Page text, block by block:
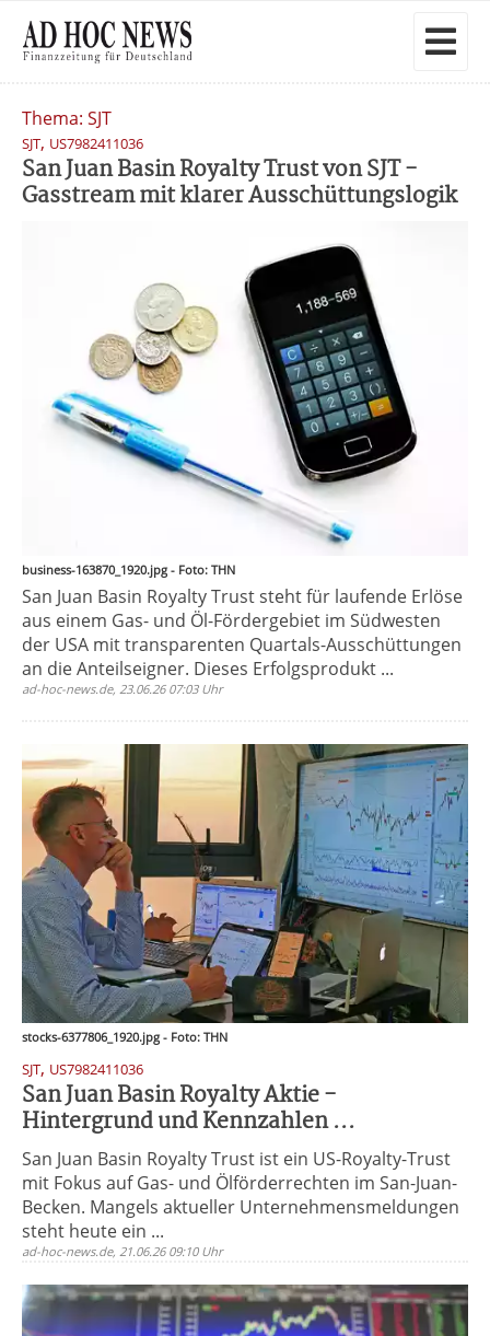
Thema: SJT
SJT, US7982411036
San Juan Basin Royalty Trust von SJT -
Gasstream mit klarer Ausschüttungslogik
business-163870_1920.jpg - Foto: THN
San Juan Basin Royalty Trust steht für laufende Erlöse
aus einem Gas- und Öl-Fördergebiet im Südwesten
der USA mit transparenten Quartals-Ausschüttungen
an die Anteilseigner. Dieses Erfolgsprodukt ...
ad-hoc-news.de, 23.06.26 07:03 Uhr
stocks-6377806_1920.jpg - Foto: THN
SJT, US7982411036
San Juan Basin Royalty Aktie -
Hintergrund und Kennzahlen ...
San Juan Basin Royalty Trust ist ein US-Royalty-Trust
mit Fokus auf Gas- und Ölförderrechten im San-Juan-
Becken. Mangels aktueller Unternehmensmeldungen
steht heute ein ...
ad-hoc-news.de, 21.06.26 09:10 Uhr